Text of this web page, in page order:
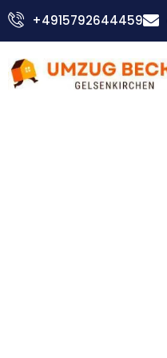
Zum
Inhalt
+4915792644459